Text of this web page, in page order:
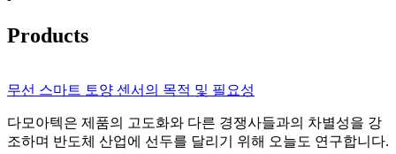
Products
무선 스마트 토양 센서의 목적 및 필요성
다모아텍은 제품의 고도화와 다른 경쟁사들과의 차별성을 강
조하며 반도체 산업에 선두를 달리기 위해 오늘도 연구합니다.